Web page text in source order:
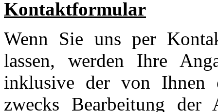
Kontaktformular
Wenn Sie uns per
lassen, werden Ihre
inklusive der von Ihnen
zwecks Bearbeitung